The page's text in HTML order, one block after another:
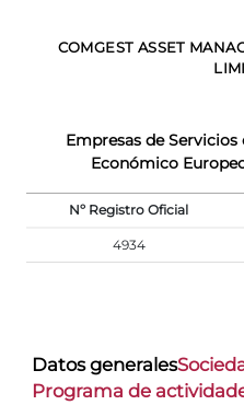
COMGEST ASSET
Empresas de
Económico
Nº Registro Oficial
4934
Datos generales
Programa de